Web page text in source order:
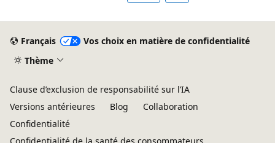
Français
Vos choix en matière de confidentialité
Thème
Clause d’exclusion de responsabilité sur l’IA
Versions antérieures
Blog
Collaboration
Confidentialité